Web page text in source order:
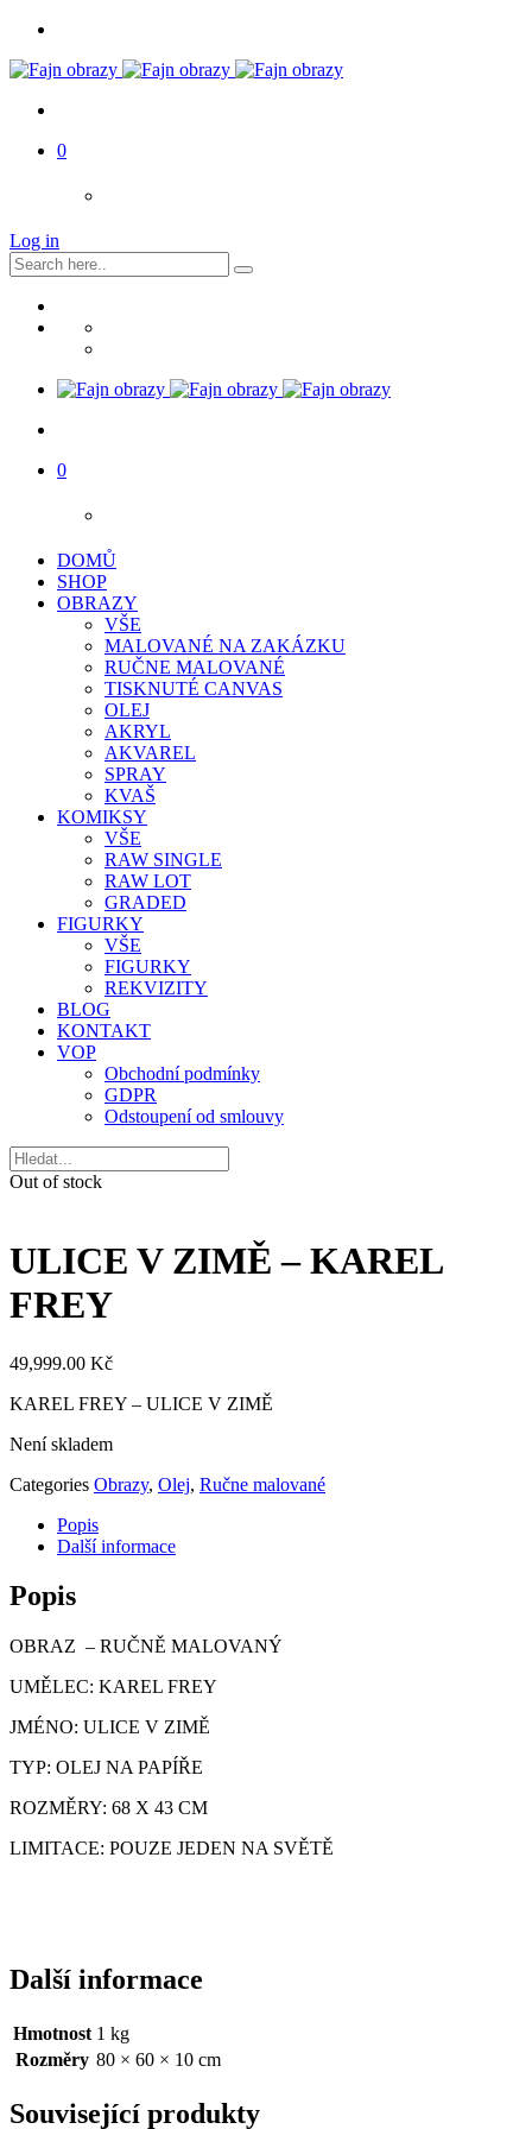
0
Log in
0
DOMŮ
SHOP
OBRAZY
VŠE
MALOVANÉ NA ZAKÁZKU
RUČNE MALOVANÉ
TISKNUTÉ CANVAS
OLEJ
AKRYL
AKVAREL
SPRAY
KVAŠ
KOMIKSY
VŠE
RAW SINGLE
RAW LOT
GRADED
FIGURKY
VŠE
FIGURKY
REKVIZITY
BLOG
KONTAKT
VOP
Obchodní podmínky
GDPR
Odstoupení od smlouvy
Out of stock
ULICE V ZIMĚ – KAREL
FREY
49,999.00 Kč
KAREL FREY – ULICE V ZIMĚ
Není skladem
Categories Obrazy, Olej, Ručne malované
Popis
Další informace
Popis
OBRAZ – RUČNĚ MALOVANÝ
UMĚLEC: KAREL FREY
JMÉNO: ULICE V ZIMĚ
TYP: OLEJ NA PAPÍŘE
ROZMĚRY: 68 X 43 CM
LIMITACE: POUZE JEDEN NA SVĚTĚ
Další informace
Hmotnost 1 kg
Rozměry 80 × 60 × 10 cm
Související produkty